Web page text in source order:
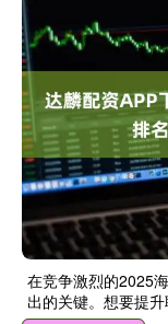
在竞争激烈的2025
出的关键。想要提